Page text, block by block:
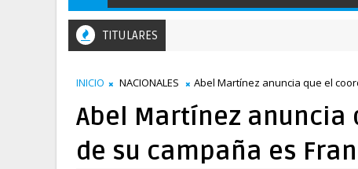
TITULARES
INICIO NACIONALES Abel Martínez anuncia que el
Abel Martínez anuncia
de su campaña es